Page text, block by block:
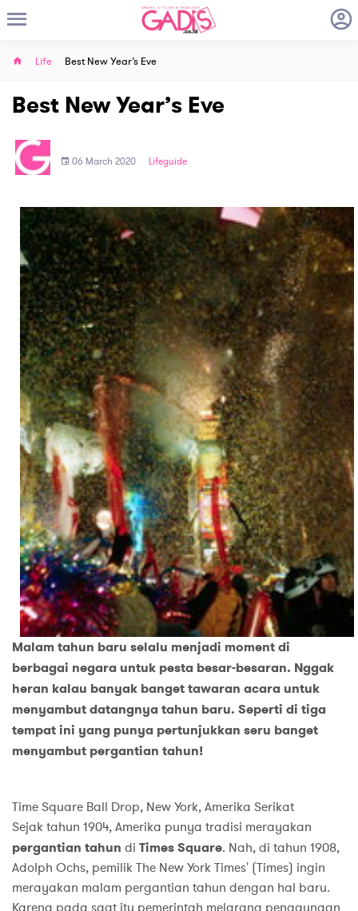
Life Best New Year’s Eve
Best New Year’s Eve
06 March 2020 Lifeguide
Malam tahun baru selalu menjadi moment di
berbagai negara untuk pesta besar-besaran. Nggak
heran kalau banyak banget tawaran acara untuk
menyambut datangnya tahun baru. Seperti di tiga
tempat ini yang punya pertunjukkan seru banget
menyambut pergantian tahun!
Time Square Ball Drop, New York, Amerika Serikat
Sejak tahun 1904, Amerika punya tradisi merayakan
pergantian tahun di Times Square. Nah, di tahun 1908,
Adolph Ochs, pemilik The New York Times' (Times) ingin
merayakan malam pergantian tahun dengan hal baru.